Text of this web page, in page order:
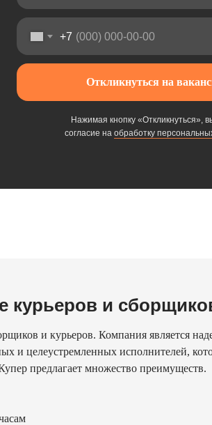
+7
Откликнуться на
Нажимая кнопку «Откликнуться»,
согласие на обработку
курьеров и
и курьеров. Компания является
и целеустремленных исполнителей,
предлагает множество преимуществ.